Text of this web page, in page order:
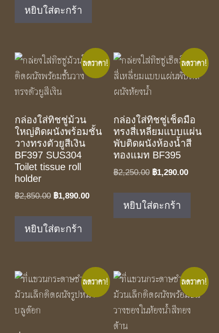
฿1,050.00.
หยิบใส่ตะกร้า
ลดราคา!
กล่องใส่ทิชชู่ม้วน
ใหญ่ติดผนังพร้อมชั้น
วางทรงตัวยูสีเงิน
BF397 SUS304
Toilet tissue roll
holder
฿2,850.00 Original
฿2,850.00.
฿1,890.00Current
หยิบใส่ตะกร้า
ลดราคา!
กล่องใส่ทิชชู่เช็ดมือ
ทรงสี่เหลี่ยมแบบแผ่น
พับติดผนังห้องน้ำสี
ทองแมท BF395
฿2,250.00 Original
฿2,250.00.
฿1,290.00Current
หยิบใส่ตะกร้า
ลดราคา! ลดราคา!